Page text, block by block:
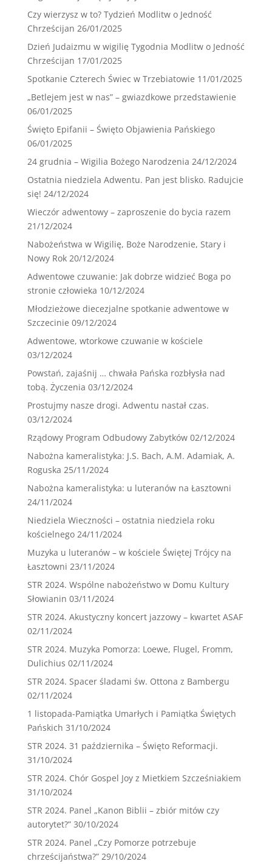
Czy wierzysz w to? Tydzień Modlitw o Jedność
Chrześcijan 26/01/2025
Dzień Judaizmu w wigilię Tygodnia Modlitw o Jedność
Chrześcijan 17/01/2025
Spotkanie Czterech Świec w Trzebiatowie 11/01/2025
„Betlejem jest w nas” – gwiazdkowe przedstawienie
06/01/2025
Święto Epifanii – Święto Objawienia Pańskiego
06/01/2025
24 grudnia – Wigilia Bożego Narodzenia 24/12/2024
Ostatnia niedziela Adwentu. Pan jest blisko. Radujcie
się! 24/12/2024
Wieczór adwentowy – zaproszenie do bycia razem
21/12/2024
Nabożeństwa w Wigilię, Boże Narodzenie, Stary i
Nowy Rok 20/12/2024
Adwentowe czuwanie: Jak dobrze widzieć Boga po
stronie człowieka 10/12/2024
Młodzieżowe diecezjalne spotkanie adwentowe w
Szczecinie 09/12/2024
Adwentowe, wtorkowe czuwanie w kościele
03/12/2024
Powstań, zajaśnij … chwała Pańska rozbłysła nad
tobą. Życzenia 03/12/2024
Prostujmy nasze drogi. Adwentu nastał czas.
03/12/2024
Rządowy Program Odbudowy Zabytków 02/12/2024
Nabożna kameralistyka: J.S. Bach, A.M. Adamiak, A.
Roguska 25/11/2024
Nabożna kameralistyka: u luteranów na Łasztowni
24/11/2024
Niedziela Wieczności – ostatnia niedziela roku
kościelnego 24/11/2024
Muzyka u luteranów – w kościele Świętej Trójcy na
Łasztowni 23/11/2024
STR 2024. Wspólne nabożeństwo w Domu Kultury
Słowianin 03/11/2024
STR 2024. Akustyczny koncert jazzowy – kwartet ASAF
02/11/2024
STR 2024. Muzyka Pomorza: Loewe, Flugel, Fromm,
Dulichius 02/11/2024
STR 2024. Spacer śladami św. Ottona z Bambergu
02/11/2024
1 listopada-Pamiątka Umarłych i Pamiątka Świętych
Pańskich 31/10/2024
STR 2024. 31 października – Święto Reformacji.
31/10/2024
STR 2024. Chór Gospel Joy z Mietkiem Szcześniakiem
31/10/2024
STR 2024. Panel „Kanon Biblii – zbiór mitów czy
autorytet?” 30/10/2024
STR 2024. Panel „Czy Pomorze potrzebuje
chrześcijaństwa?” 29/10/2024